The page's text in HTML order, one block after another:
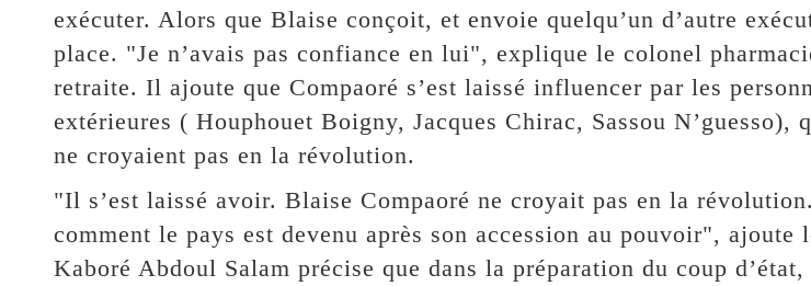
exécuter. Alors que Blaise conçoit, et envoie quelqu’un d’autre
place. "Je n’avais pas confiance en lui", explique le colonel
retraite. Il ajoute que Compaoré s’est laissé influencer par les
extérieures ( Houphouet Boigny, Jacques Chirac, Sassou N’guesso),
ne croyaient pas en la révolution.
"Il s’est laissé avoir. Blaise Compaoré ne croyait pas en la
comment le pays est devenu après son accession au pouvoir", ajoute
Kaboré Abdoul Salam précise que dans la préparation du coup d’état,